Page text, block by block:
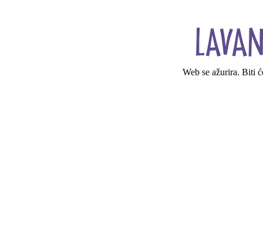
Web se ažurira. Biti